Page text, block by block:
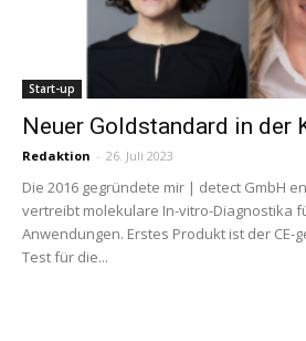
Start-up
Neuer Goldstandard in der
Redaktion - 26. Juli 2023
Die 2016 gegründete mir | detect GmbH
vertreibt molekulare In-vitro-Diagnostika
Anwendungen. Erstes Produkt ist der CE-
Test für die...